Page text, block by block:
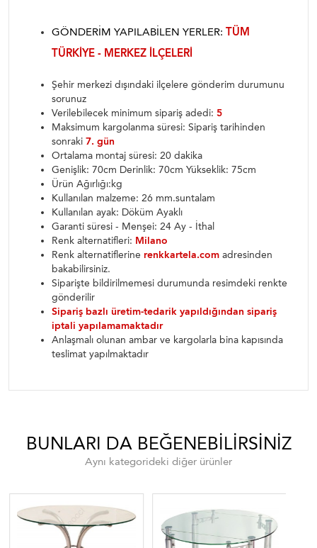
GÖNDERIM YAPILABILEN YERLER: TÜM
TÜRKIYE - MERKEZ ILÇELERI
Şehir merkezi dışındaki ilçelere gönderim durumunu
sorunuz
Verilebilecek minimum sipariş adedi: 5
Maksimum kargolanma süresi: Sipariş tarihinden
sonraki 7. gün
Ortalama montaj süresi: 20 dakika
Genişlik: 70cm Derinlik: 70cm Yükseklik: 75cm
Ürün Ağırlığı:kg
Kullanılan malzeme: 26 mm.suntalam
Kullanılan ayak: Döküm Ayaklı
Garanti süresi - Menşei: 24 Ay - İthal
Renk alternatifleri: Milano
Renk alternatiflerine renkkartela.com adresinden
bakabilirsiniz.
Siparişte bildirilmemesi durumunda resimdeki renkte
gönderilir
Sipariş bazlı üretim-tedarik yapıldığından sipariş
iptali yapılamamaktadır
Anlaşmalı olunan ambar ve kargolarla bina kapısında
teslimat yapılmaktadır
BUNLARI DA BEĞENEBILIRSINIZ
Aynı kategorideki diğer ürünler